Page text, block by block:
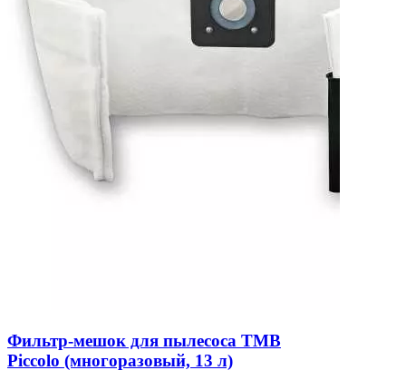
Фильтр-мешок для пылесоса TMB
Piccolo (многоразовый, 13 л)